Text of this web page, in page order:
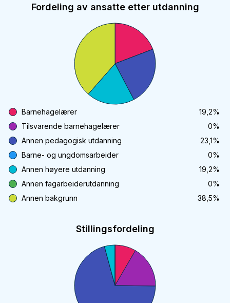
Fordeling av ansatte etter utdanning
Barnehagelærer 19,2%
Tilsvarende barnehagelærer
0%
Annen pedagogisk utdanning
23,1%
Barne- og ungdomsarbeider
0%
Annen høyere utdanning
19,2%
Annen fagarbeiderutdanning
0%
Annen bakgrunn
38,5%
Stillingsfordeling